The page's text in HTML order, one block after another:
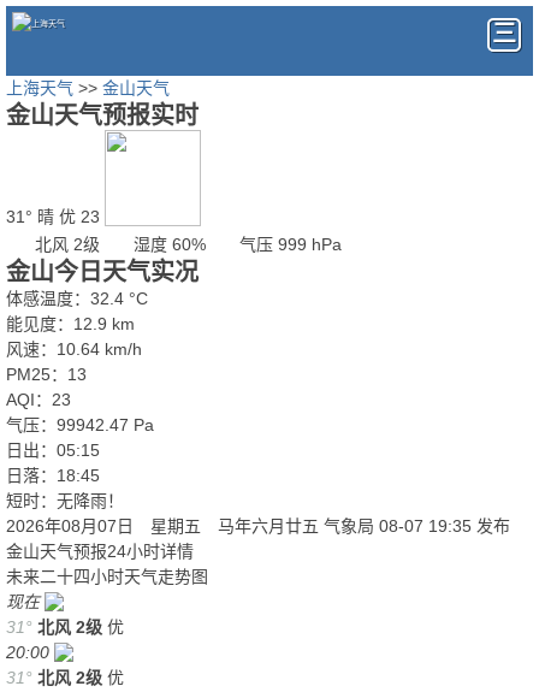
上海天气 >> 金山天气
金山天气预报实时
31° 晴 优 23
北风 2级
湿度 60% 气压 999 hPa
金山今日天气实况
体感温度：32.4 °C
能见度：12.9 km
风速：10.64 km/h
PM25：13
AQI：23
气压：99942.47 Pa
日出：05:15
日落：18:45
短时：无降雨！
2026年08月07日 星期五 马年六月廿五 气象局 08-07 19:35 发布
金山天气预报24小时详情
未来二十四小时天气走势图
现在
31° 北风 2级 优
20:00
31° 北风 2级 优